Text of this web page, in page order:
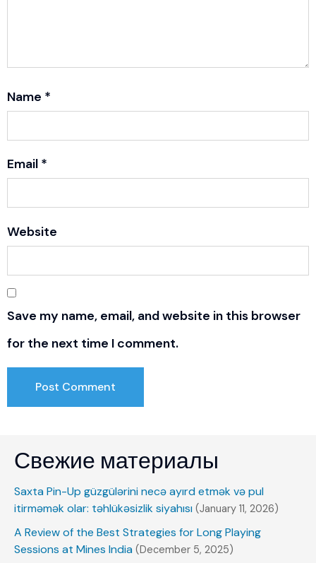
Name *
Email *
Website
Save my name, email, and website in this browser
for the next time I comment.
Свежие материалы
Saxta Pin-Up güzgülərini necə ayırd etmək və pul
itirməmək olar: təhlükəsizlik siyahısı (January 11, 2026)
A Review of the Best Strategies for Long Playing
Sessions at Mines India (December 5, 2025)